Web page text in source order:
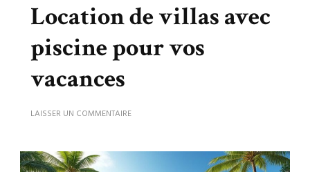
Location de villas avec
piscine pour vos
vacances
LAISSER UN COMMENTAIRESUR
VILLAS